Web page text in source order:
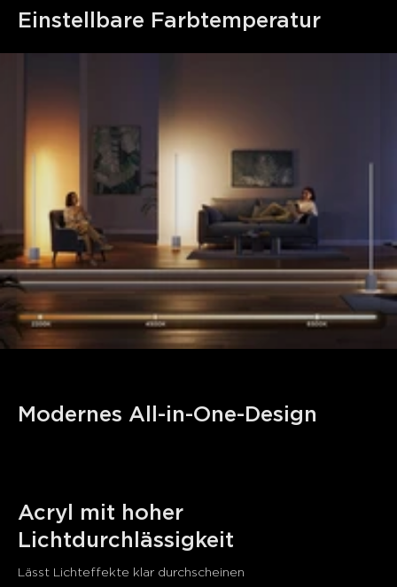
Einstellbare Farbtemperatur
Modernes All-in-One-Design
Acryl mit hoher
Lichtdurchlässigkeit
Lässt Lichteffekte klar durchscheinen